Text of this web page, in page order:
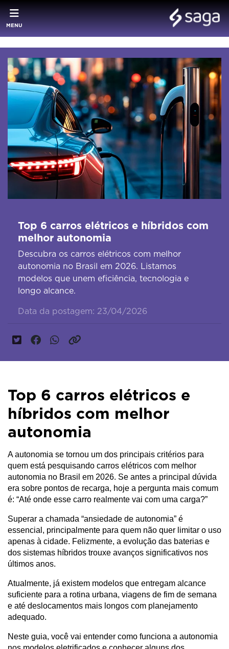
MENU
Top 6 carros elétricos e híbridos com
melhor autonomia
Descubra os carros elétricos com melhor
autonomia no Brasil em 2026. Listamos
modelos que unem eficiência, tecnologia e
longo alcance.
Data da postagem: 23/04/2026
Top 6 carros elétricos e
híbridos com melhor
autonomia
A autonomia se tornou um dos principais critérios para
quem está pesquisando carros elétricos com melhor
autonomia no Brasil em 2026. Se antes a principal dúvida
era sobre pontos de recarga, hoje a pergunta mais comum
é: “Até onde esse carro realmente vai com uma carga?”
Superar a chamada “ansiedade de autonomia” é
essencial, principalmente para quem não quer limitar o uso
apenas à cidade. Felizmente, a evolução das baterias e
dos sistemas híbridos trouxe avanços significativos nos
últimos anos.
Atualmente, já existem modelos que entregam alcance
suficiente para a rotina urbana, viagens de fim de semana
e até deslocamentos mais longos com planejamento
adequado.
Neste guia, você vai entender como funciona a autonomia